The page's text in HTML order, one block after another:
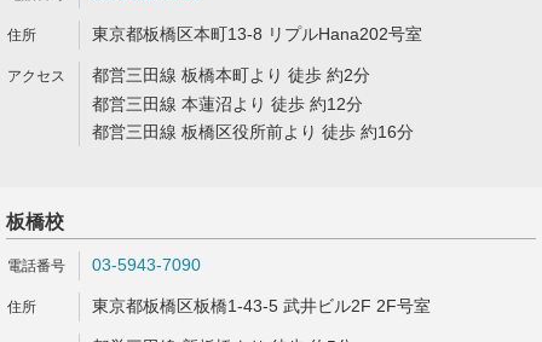
東京都板橋区本町13-8 リプルHana202号室
都営三田線 板橋本町より 徒歩 約2分
都営三田線 本蓮沼より 徒歩 約12分
都営三田線 板橋区役所前より 徒歩 約16分
板橋校
03-5943-7090
東京都板橋区板橋1-43-5 武井ビル2F 2F号室